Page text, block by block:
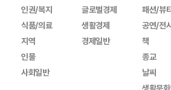
인권/복지
식품/의료
지역
인물
사회일반
글로벌경제
생활경제
경제일반
패션/뷰
공연/전
책
종교
날씨